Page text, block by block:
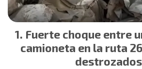
Fuerte choque entre
camioneta en la ruta
destrozados